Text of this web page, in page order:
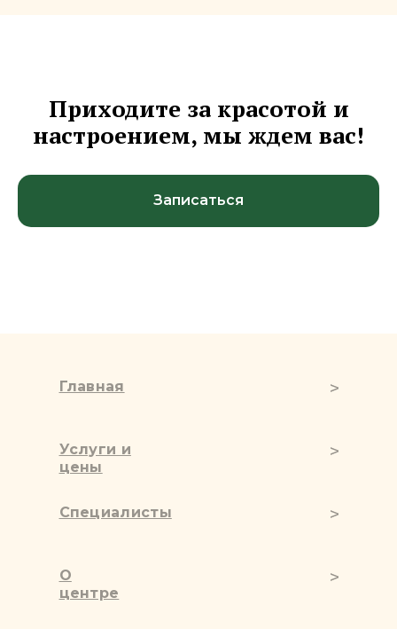
Приходите за красотой и
настроением, мы ждем вас!
Записаться
Главная
Услуги и
цены
Специалисты
О
центре